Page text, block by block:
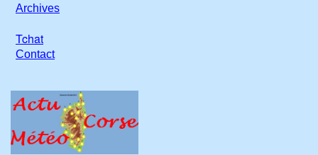
Archives
Tchat
Contact